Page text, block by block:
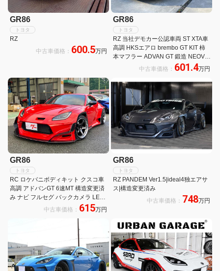
GR86
トヨタ
RZ
中古車価格： 600.5万円
GR86
トヨタ
RZ 当社デモカー公認車両 ST XTA車
高調 HKSエアロ brembo GT KIT 柿
本マフラー ADVAN GT 鍛造 NEOVA
AD09 ALPINE 9型ナビ RECARO2脚
中古車価格： 601.4万円
GR86
トヨタ
RC ロケバニボディキット クスコ車
高調 アドバンGT 6速MT 構造変更済
み ナビ フルセグ バックカメラ LED
ヘッドライト中古車価格： 615万円
GR86
トヨタ
RZ PANDEM Ver1.5|ideal4独エアサ
ス|構造変更済み
中古車価格： 748万円